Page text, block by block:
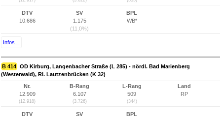
DTV
10.686
SV
1.175
(11,0%)
BPL
WB*
Infos...
B 414 OD Kirburg, Langenbacher Straße (L 285) - nördl. Bad Marienberg
(Westerwald), Ri. Lautzenbrücken (K 32)
Nr.
12.909
(12.918)
B-Rang
6.107
(3.726)
L-Rang
509
(344)
Land
RP
DTV
SV
BPL